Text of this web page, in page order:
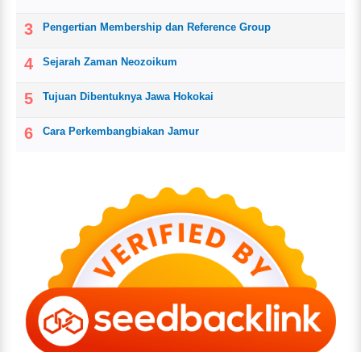
Pengertian Membership dan Reference Group
Sejarah Zaman Neozoikum
Tujuan Dibentuknya Jawa Hokokai
Cara Perkembangbiakan Jamur